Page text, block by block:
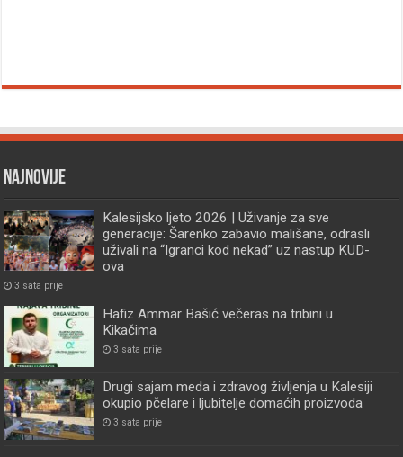
Najnovije
Kalesijsko ljeto 2026 | Uživanje za sve
generacije: Šarenko zabavio mališane, odrasli
uživali na “Igranci kod nekad” uz nastup KUD-
ova
3 sata prije
Hafiz Ammar Bašić večeras na tribini u
Kikačima
3 sata prije
Drugi sajam meda i zdravog življenja u Kalesiji
okupio pčelare i ljubitelje domaćih proizvoda
3 sata prije